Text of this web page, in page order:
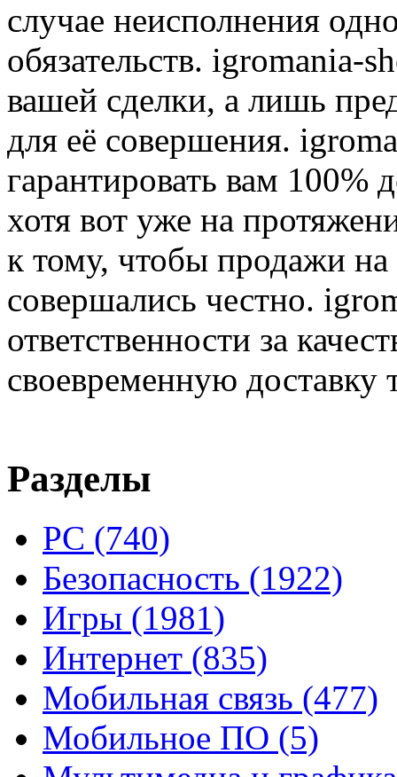
случае неисполнения
обязательств. igromania-
вашей сделки, а лишь
для её совершения.
гарантировать вам 100%
хотя вот уже на
к тому, чтобы продажи
совершались честно.
ответственности за
своевременную доставку
Разделы
PC (740)
Безопасность (1922)
Игры (1981)
Интернет (835)
Мобильная связь (477)
Мобильное ПО (5)